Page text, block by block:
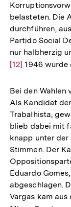
belasteten. Die
durchführen,
Partido Social
nur halbherzig
Zur
der
Fußnote
[12] 1946 wurde
Bei den Wahlen
Als Kandidat
Trabalhista,
blieb dabei mit
knapp unter
Stimmen. Der
Eduardo
abgeschlagen.
Vargas kam aus